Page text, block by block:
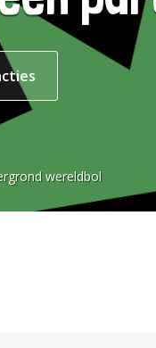
wereldbol